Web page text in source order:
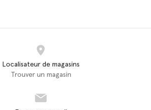
Localisateur de magasins
Trouver un magasin